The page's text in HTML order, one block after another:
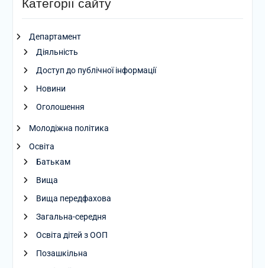
Категорії сайту
Департамент
Діяльність
Доступ до публічної інформації
Новини
Оголошення
Молодіжна політика
Освіта
Батькам
Вища
Вища передфахова
Загальна-середня
Освіта дітей з ООП
Позашкільна